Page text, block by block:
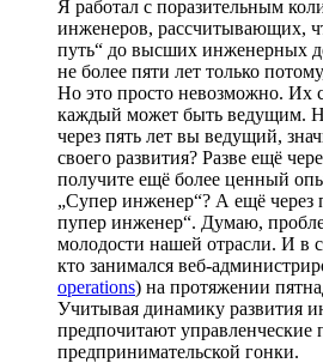
Я работал с поразительным
инженеров, рассчитывающих,
путь“ до высших инженерных
не более пяти лет только
Но это просто невозможно. Их
каждый может быть ведущим.
через пять лет вы ведущий,
своего развития? Разве ещё
получите ещё более ценный
„Супер инженер“? А ещё через
пупер инженер“. Думаю,
молодости нашей отрасли. И в
кто занимался веб-
operations) на протяжении
Учитывая динамику развития
предпочитают управленческие
предпринимательской гонки.